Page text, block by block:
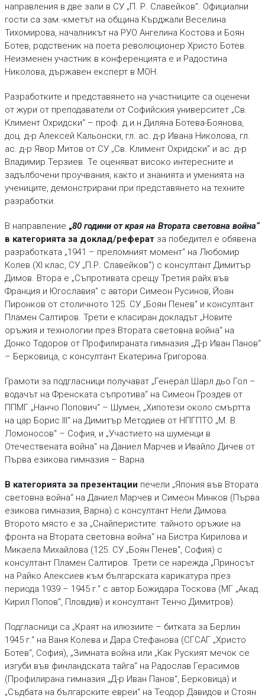
направления в две зали в СУ „П. Р. Славейков“. Официални
гости са зам.-кметът на община Кърджали Веселина
Тихомирова, началникът на РУО Ангелина Костова и Боян
Ботев, родственик на поета революционер Христо Ботев.
Неизменен участник в конференцията е и Радостина
Николова, държавен експерт в МОН.
Разработките и представянето на участниците са оценени
от жури от преподаватели от Софийския университет „Св.
Климент Охридски“ – проф. д.и.н Диляна Ботева-Боянова,
доц. д-р Алексей Кальонски, гл. ас. д-р Ивана Николова, гл.
ас. д-р Явор Митов от СУ „Св. Климент Охридски“ и ас. д-р
Владимир Терзиев. Те оценяват високо интересните и
задълбочени проучвания, както и знанията и уменията на
учениците, демонстрирани при представянето на техните
разработки.
В направление „80 години от края на Втората световна война“
в категорията за доклад/рефератза победител е обявена
разработката „1941 – преломният момент“ на Любомир
Колев (XI клас, СУ „П.Р. Славейков“) с консултант Димитър
Димов. Втора е „Съпротивата срещу Третия райх във
Франция и Югославия“ с автори Симеон Русинов, Йоан
Пиронков от столичното 125. СУ „Боян Пенев“ и консултант
Пламен Салтиров. Трети е класиран докладът „Новите
оръжия и технологии през Втората световна война“ на
Донко Тодоров от Профилираната гимназия „Д-р Иван Панов“
– Берковица, с консултант Екатерина Григорова.
Грамоти за подгласници получават „Генерал Шарл дьо Гол –
водачът на Френската съпротива“ на Симеон Гроздев от
ППМГ „Нанчо Попович“ – Шумен, „Хипотези около смъртта
на цар Борис III“ на Димитър Методиев от НПГПТО „М. В.
Ломоносов“ – София, и „Участието на шуменци в
Отечествената война“ на Даниел Марчев и Ивайло Дичев от
Първа езикова гимназия – Варна.
В категорията за презентации печели „Япония във Втората
световна война“ на Даниел Марчев и Симеон Минков (Първа
езикова гимназия, Варна) с консултант Нели Димова.
Второто място е за „Снайперистите: тайното оръжие на
фронта на Втората световна война“ на Бистра Кирилова и
Микаела Михайлова (125. СУ „Боян Пенев“, София) с
консултант Пламен Салтиров. Трети се нарежда „Приносът
на Райко Алексиев към българската карикатура през
периода 1939 – 1945 г.“ с автор Божидара Тоскова (МГ „Акад.
Кирил Попов“, Пловдив) и консултант Тенчо Димитров).
Подгласници са „Краят на илюзиите – битката за Берлин
1945 г.“ на Ваня Колева и Дара Стефанова (СГСАГ „Христо
Ботев“, София), „Зимната война или „Как Руският мечок се
изгуби във финландската тайга“ на Радослав Герасимов
(Профилирана гимназия „Д-р Иван Панов“, Берковица) и
„Съдбата на българските евреи“ на Теодор Давидов и Стоян